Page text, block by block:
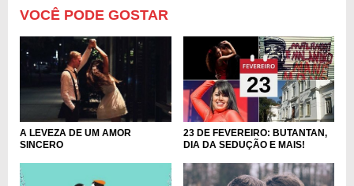
VOCÊ PODE GOSTAR
A LEVEZA DE UM AMOR
SINCERO
23 DE FEVEREIRO: BUTANTAN,
DIA DA SEDUÇÃO E MAIS!